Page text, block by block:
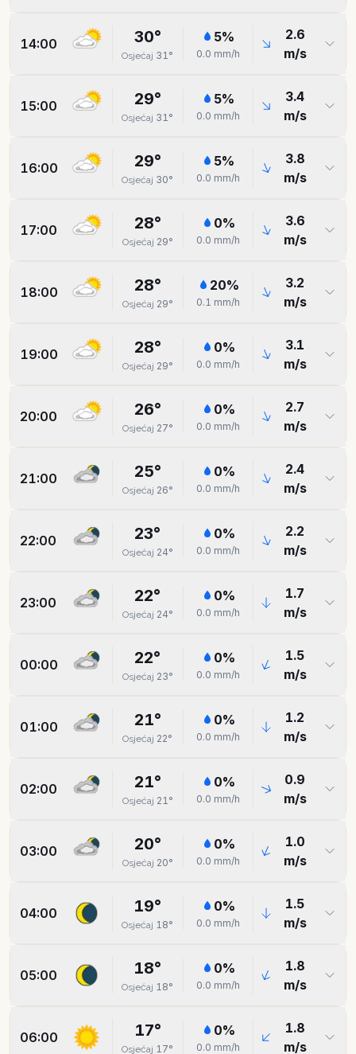
14:00 30°
Osjećaj 31°
5%
0.0 mm/h
2.6
m/s
15:00 29°
Osjećaj 31°
5%
0.0 mm/h
3.4
m/s
16:00 29°
Osjećaj 30°
5%
0.0 mm/h
3.8
m/s
17:00 28°
Osjećaj 29°
0%
0.0 mm/h
3.6
m/s
18:00 28°
Osjećaj 29°
20%
0.1 mm/h
3.2
m/s
19:00 28°
Osjećaj 29°
0%
0.0 mm/h
3.1
m/s
20:00 26°
Osjećaj 27°
0%
0.0 mm/h
2.7
m/s
21:00 25°
Osjećaj 26°
0%
0.0 mm/h
2.4
m/s
22:00 23°
Osjećaj 24°
0%
0.0 mm/h
2.2
m/s
23:00 22°
Osjećaj 24°
0%
0.0 mm/h
1.7
m/s
00:00 22°
Osjećaj 23°
0%
0.0 mm/h
1.5
m/s
01:00 21°
Osjećaj 22°
0%
0.0 mm/h
1.2
m/s
02:00 21°
Osjećaj 21°
0%
0.0 mm/h
0.9
m/s
03:00 20°
Osjećaj 20°
0%
0.0 mm/h
1.0
m/s
04:00 19°
Osjećaj 18°
0%
0.0 mm/h
1.5
m/s
05:00 18°
Osjećaj 18°
0%
0.0 mm/h
1.8
m/s
06:00 17°
Osjećaj 17°
0%
0.0 mm/h
1.8
m/s